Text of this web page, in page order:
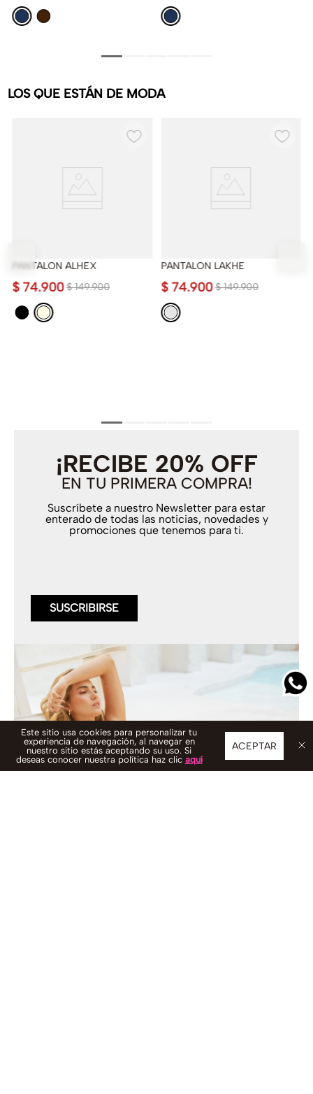
LOS QUE ESTÁN DE MODA
PANTALON ALHEX
$ 149.900
$ 74.900
PANTALON LAKHE
$ 149.900
$ 74.900
¡RECIBE 20% OFF
EN TU PRIMERA COMPRA!
Suscríbete a nuestro Newsletter para estar
enterado de todas las noticias, novedades y
promociones que tenemos para ti.
SUSCRIBIRSE
ACEPTAR
Este sitio usa cookies para personalizar tu
experiencia de navegación, al navegar en
nuestro sitio estás aceptando su uso. Si
deseas conocer nuestra política haz clic aquí